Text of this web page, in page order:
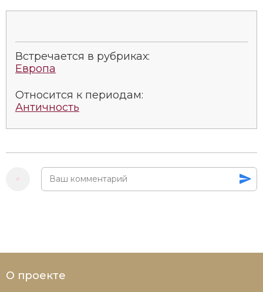
Общественные объединения и организации
Революции и народные движения
Россия
Специальные исторические дисциплины
Встречается в рубриках:
Европа
Относится к периодам:
Античность
О проекте